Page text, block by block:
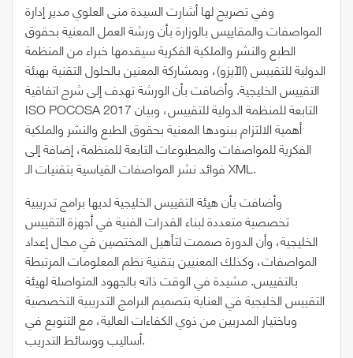
وفي تصريح لها أشارت السيدة منى العلوي مدير إدارة
المواصفات والمقاييس بالوزارة بأن ورشة العمل المعنية بحقوق
الطبع والنشر والملكية الفكرية سيقدمها خبراء من المنظمة
الدولية للتقييس (الآيزو)، وبمشاركة المعنين بالحلول التقنية ب‍هيئة
التقييس الخليجية. وأضافت بأن الورشة تهدف إلى شرح اتفاقية
ISO POCOSA 2017 التابعة للمنظمة الدولية للتقييس، وبيان
أهمية الالتزام ببنودها المعنية بحقوق الطبع والنشر والملكية
الفكرية للمواصفات والمطبوعات التابعة للمنظمة، إضافة إلى
فوائد نشر المواصفات القياسية بتقنيات الـ XML.
وأضافت بأن هيئة التقييس الخليجية لديها برامج تدريبية
تخصصية متعددة لبناء القدرات الفنية في أجهزة التقييس
الخليجية، وأن الدورة صممت لتأهيل المختصين في مجال إعداد
المواصفات، وكذلك المعنيين بتقنية نظم المعلومات المرتبطة
بالتقييس. مشيدة في الوقت ذاته بالجهود المتواصلة لهيئة
التقييس الخليجية في العناية بتصميم البرامج التدريبية التخصصية
وباختيار المدربين من ذوي الكفاءات العالية، مع التنويع في
أساليب ووسائط التدريب.